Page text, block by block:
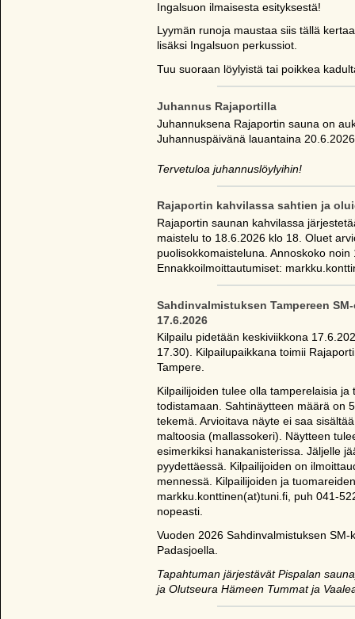
Ingalsuon ilmaisesta esityksestä!
Lyymän runoja maustaa siis tällä
lisäksi Ingalsuon perkussiot.
Tuu suoraan löylyistä tai poikkea
Juhannus Rajaportilla
Juhannuksena Rajaportin sauna on
Juhannuspäivänä lauantaina
Tervetuloa juhannuslöylyihin!
Rajaportin kahvilassa sahtien ja
Rajaportin saunan kahvilassa
maistelu to 18.6.2026 klo 18. Oluet
puolisokkomaisteluna. Annoskoko
Ennakkoilmoittautumiset:
Sahdinvalmistuksen Tampereen
17.6.2026
Kilpailu pidetään keskiviikkona
17.30). Kilpailupaikkana toimii
Tampere.
Kilpailijoiden tulee olla tamperelaisia
todistamaan. Sahtinäytteen määrä on
tekemä. Arvioitava näyte ei saa
maltoosia (mallassokeri). Näytteen
esimerkiksi hanakanisterissa. Jäljelle
pyydettäessä. Kilpailijoiden on
mennessä. Kilpailijoiden ja
markku.konttinen(at)tuni.fi, puh 041-
nopeasti.
Vuoden 2026 Sahdinvalmistuksen
Padasjoella.
Tapahtuman järjestävät Pispalan
ja Olutseura Hämeen Tummat ja